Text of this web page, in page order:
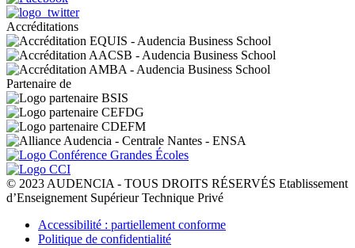
Accréditations
Partenaire de
© 2023 AUDENCIA - TOUS DROITS RÉSERVÉS Etablissement
d’Enseignement Supérieur Technique Privé
Pied
Accessibilité : partiellement conforme
Politique de confidentialité